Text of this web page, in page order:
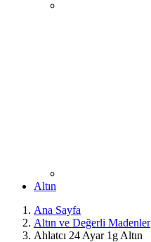
Altın
Ana Sayfa
Altın ve Değerli Madenler
Ahlatcı 24 Ayar 1g Altın